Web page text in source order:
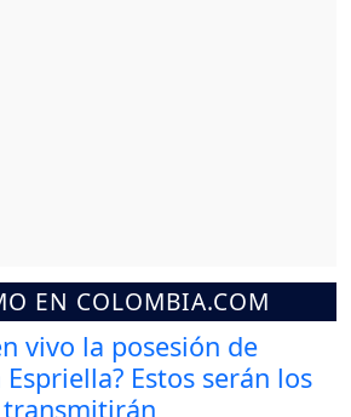
EN COLOMBIA.COM